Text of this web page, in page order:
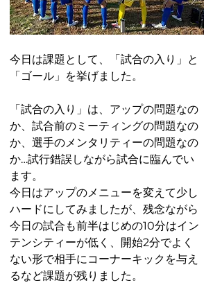
今日は課題として、「試合の入り」と
「ゴール」を挙げました。
「試合の入り」は、アップの問題なの
か、試合前のミーティングの問題なの
か、選手のメンタリティーの問題なの
か…試行錯誤しながら試合に臨んでい
ます。
今日はアップのメニューを変えて少し
ハードにしてみましたが、残念ながら
今日の試合も前半はじめの10分はイン
テンシティーが低く、開始2分でよく
ない形で相手にコーナーキックを与え
るなど課題が残りました。